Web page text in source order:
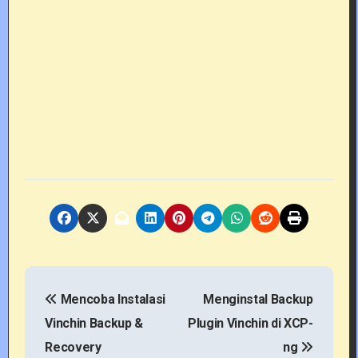
P
Mencoba Instalasi
Vinchin Backup &
Recovery
Menginstal Backup
Plugin Vinchin di XCP-
ng